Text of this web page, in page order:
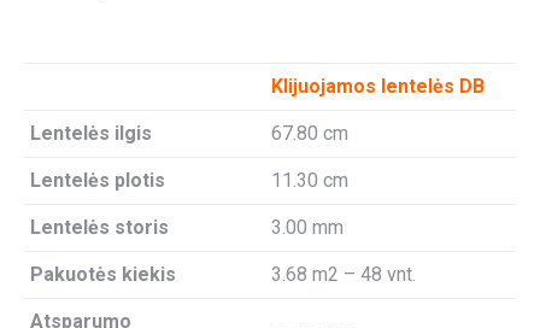
Klijuojamos lentelės DB
Lentelės ilgis 67.80 cm
Lentelės plotis 11.30 cm
Lentelės storis 3.00 mm
Pakuotės kiekis 3.68 m2 – 48 vnt.
Atsparumo